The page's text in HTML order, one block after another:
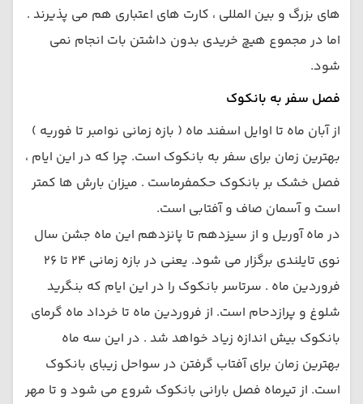
های بزرگ و بین المللی ، کارت های اعتباری هم می پذیرند .
اما در مجموع هیچ خریدی بدون داشتن بات انجام نمی
شود.
فصل سفر به بانکوک
از آبان ماه تا اوایل اسفند ماه ( بازه زمانی نوامبر تا فوریه )
بهترین زمان برای سفر به بانکوک است. چرا که در این ایام ،
فصل خشک بر بانکوک حکمفرماست . میزان بارش ها کمتر
است و آسمان صاف و آفتابی است.
در ماه آوریل و از سیزدهم تا پانزدهم این ماه جشن سال
نوی تایلندی برگزار می شود. یعنی در بازه زمانی 24 تا 26
فروردین ماه . سرتاسر بانکوک را در این ایام که بنگرید
شلوغ و پرازدحام است. از فروردین ماه تا خرداد ماه گرمای
بانکوک بیش اندازه زیاد خواهد شد . در این سه ماه
بهترین زمان برای آفتاب گرفتن در سواحل زیبای بانکوک
است. از تیرماه فصل بارانی بانکوک شروع می شود و تا مهر